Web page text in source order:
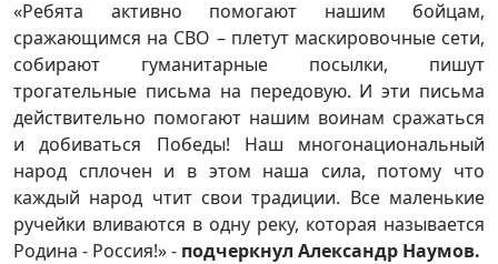
«Ребята активно помогают нашим бойцам,
сражающимся на СВО – плетут маскировочные сети,
собирают гуманитарные посылки, пишут
трогательные письма на передовую. И эти письма
действительно помогают нашим воинам сражаться
и добиваться Победы! Наш многонациональный
народ сплочен и в этом наша сила, потому что
каждый народ чтит свои традиции. Все маленькие
ручейки вливаются в одну реку, которая называется
Родина - Россия!» - подчеркнул Александр Наумов.